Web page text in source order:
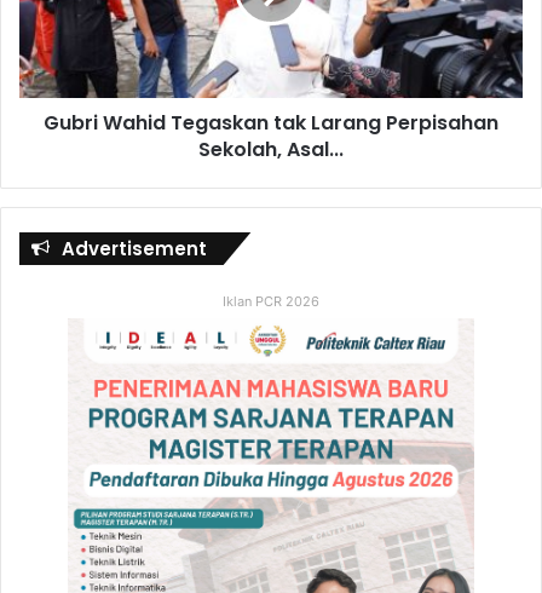
Gubri Wahid Tegaskan tak Larang Perpisahan
Sekolah, Asal...
Advertisement
Iklan PCR 2026